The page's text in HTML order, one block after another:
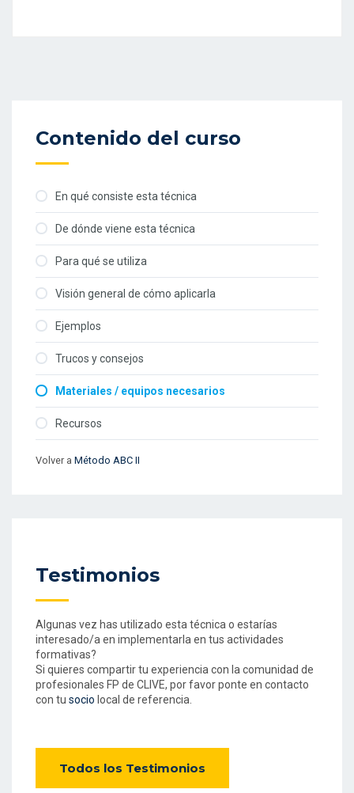
Contenido del curso
En qué consiste esta técnica
De dónde viene esta técnica
Para qué se utiliza
Visión general de cómo aplicarla
Ejemplos
Trucos y consejos
Materiales / equipos necesarios
Recursos
Volver a Método ABC II
Testimonios
Algunas vez has utilizado esta técnica o estarías
interesado/a en implementarla en tus actividades
formativas?
Si quieres compartir tu experiencia con la comunidad de
profesionales FP de CLIVE, por favor ponte en contacto
con tu socio local de referencia.
Todos los Testimonios